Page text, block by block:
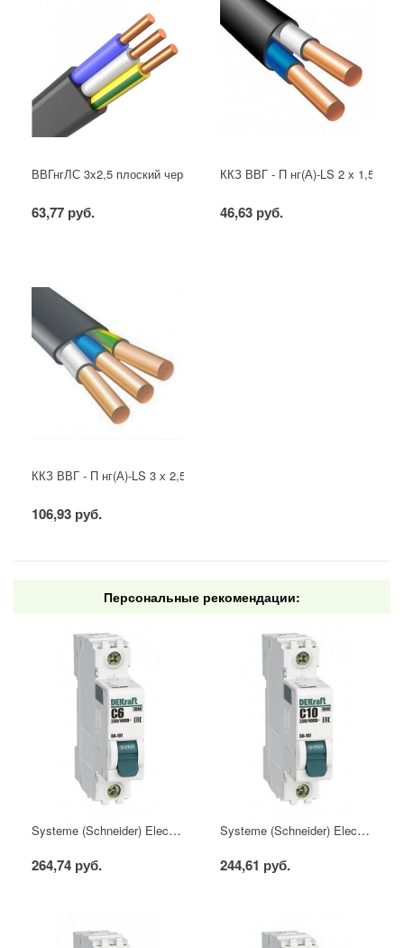
ВВГнгЛС 3x2,5 плоский черный
63,77 руб.
ККЗ ВВГ - П нг(А)-LS 2 х 1,5
46,63 руб.
ККЗ ВВГ - П нг(А)-LS 3 х 2,5 ГОСТ
106,93 руб.
Персональные рекомендации:
Systeme (Schneider) Electric Автоматический выключатель DEKraft 1Р 6А х-ка C ВА-101 4,5кА
264,74 руб.
Systeme (Schneider) Electric Автоматический выключатель DEKraft 1Р 10А х-ка C ВА-101 4,5кА
244,61 руб.